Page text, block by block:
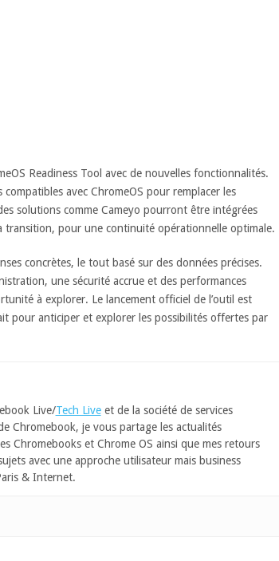
Readiness Tool avec de nouvelles fonctionnalités.
compatibles avec ChromeOS pour remplacer les
solutions comme Cameyo pourront être intégrées
transition, pour une continuité opérationnelle optimale.
concrètes, le tout basé sur des données précises.
une sécurité accrue et des performances
à explorer. Le lancement officiel de l’outil est
pour anticiper et explorer les possibilités offertes par
Live/Tech Liveet de la société de services
Chromebook, je vous partage les actualités
Chromebooks et Chrome OS ainsi que mes retours
avec une approche utilisateur mais business
& Internet.